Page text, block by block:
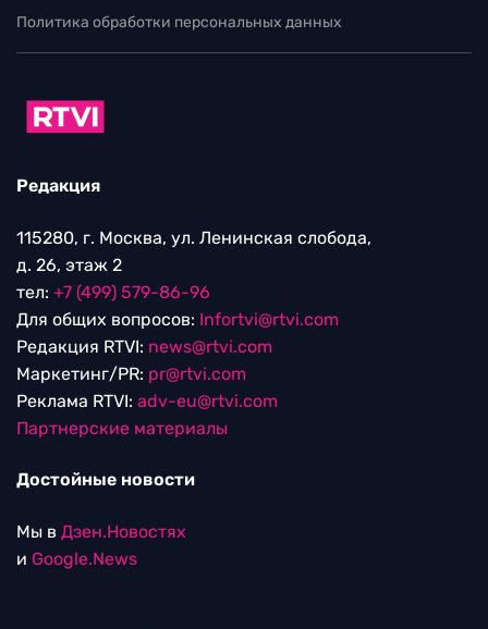
Политика обработки персональных данных
Редакция
115280, г. Москва, ул. Ленинская слобода,
д. 26, этаж 2
тел: +7 (499) 579-86-96
Для общих вопросов: Infortvi@rtvi.com
Редакция RTVI: news@rtvi.com
Маркетинг/PR: pr@rtvi.com
Реклама RTVI: adv-eu@rtvi.com
Партнерские материалы
Достойные новости
Мы в Дзен.Новостях
и Google.News